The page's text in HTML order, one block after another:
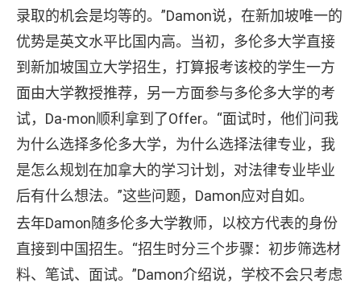
录取的机会是均等的。”Damon说，在新加坡唯一的
优势是英文水平比国内高。当初，多伦多大学直接
到新加坡国立大学招生，打算报考该校的学生一方
面由大学教授推荐，另一方面参与多伦多大学的考
试，Da-mon顺利拿到了Offer。“面试时，他们问我
为什么选择多伦多大学，为什么选择法律专业，我
是怎么规划在加拿大的学习计划，对法律专业毕业
后有什么想法。”这些问题，Damon应对自如。
去年Damon随多伦多大学教师，以校方代表的身份
直接到中国招生。“招生时分三个步骤：初步筛选材
料、笔试、面试。”Damon介绍说，学校不会只考虑